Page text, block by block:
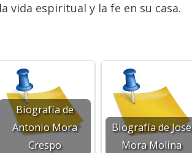
vida espiritual y la fe en su casa.
Biografía de
Antonio Mora
Crespo
Biografía de Jose
Mora Molina